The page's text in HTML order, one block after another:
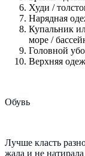
Худи /
Нарядная
Купальник
море /
Головной
Верхняя
Обувь
Лучше класть
жала и не